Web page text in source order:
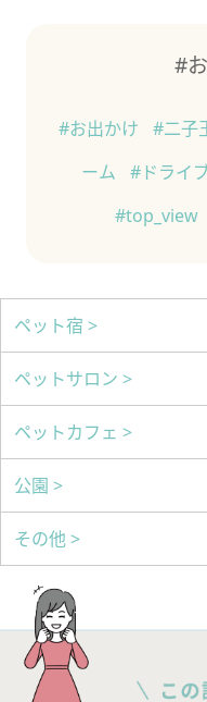
#
#お出かけ #二子
ーム
#ドライ
#top_view
ペット宿 >
ペットサロン >
ペットカフェ >
公園 >
その他 >